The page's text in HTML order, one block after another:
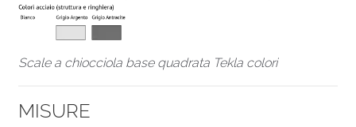
Scale a chiocciola base quadrata Tekla colori
MISURE